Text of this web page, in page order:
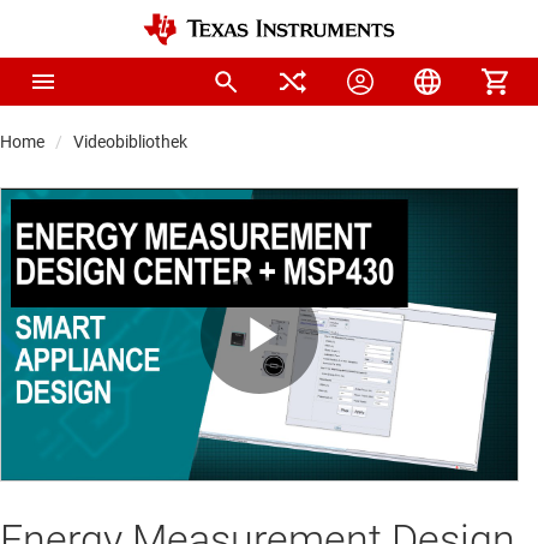
Home Videobibliothek
Play
Video